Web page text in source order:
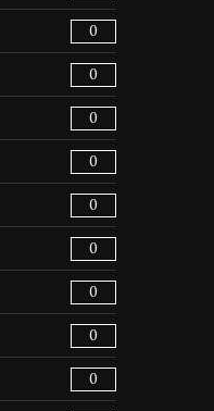
0
0
0
0
0
0
0
0
0